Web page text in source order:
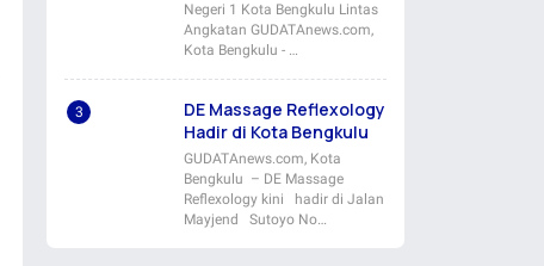
Negeri 1 Kota Bengkulu Lintas
Angkatan GUDATAnews.com,
Kota Bengkulu - …
DE Massage Reflexology
Hadir di Kota Bengkulu
GUDATAnews.com, Kota
Bengkulu – DE Massage
Reflexology kini hadir di Jalan
Mayjend Sutoyo No…